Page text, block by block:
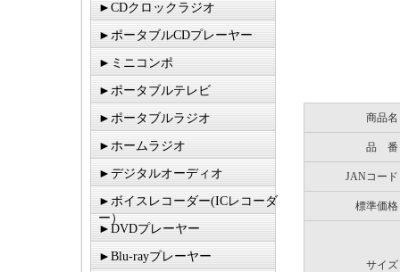
►CDクロックラジオ
►ポータブルCDプレーヤー
►ミニコンポ
►ポータブルテレビ
►ポータブルラジオ
►ホームラジオ
►デジタルオーディオ
►ボイスレコーダー(ICレコーダ
ー）
►DVDプレーヤー
►Blu-rayプレーヤー
商品名
品 番
JANコード
標準価格
サイズ